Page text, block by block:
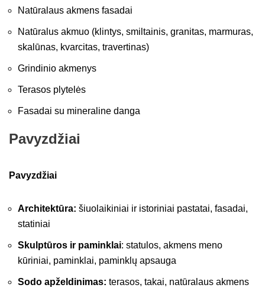
Natūralaus akmens fasadai
Natūralus akmuo (klintys, smiltainis, granitas, marmuras,
skalūnas, kvarcitas, travertinas)
Grindinio akmenys
Terasos plytelės
Fasadai su mineraline danga
Pavyzdžiai
Pavyzdžiai
Architektūra: šiuolaikiniai ir istoriniai pastatai, fasadai,
statiniai
Skulptūros ir paminklai: statulos, akmens meno
kūriniai, paminklai, paminklų apsauga
Sodo apželdinimas: terasos, takai, natūralaus akmens